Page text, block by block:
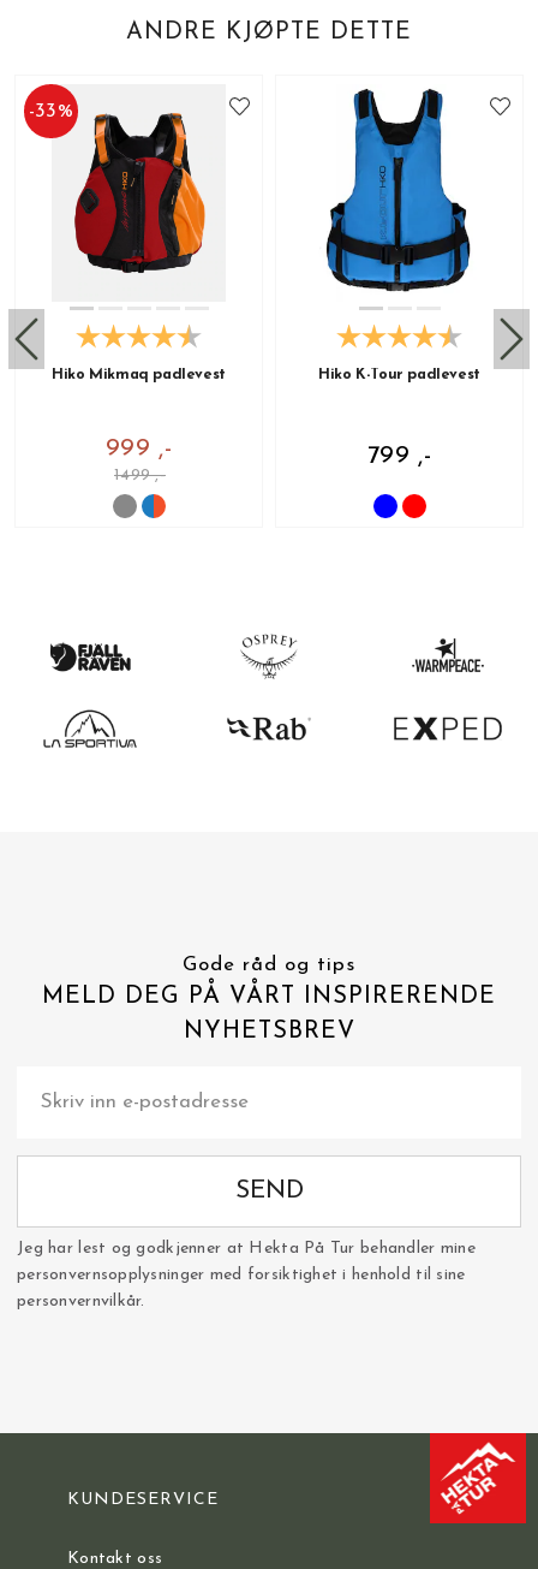
ANDRE KJØPTE DETTE
-33%
Hiko Mikmaq padlevest
999 ,-
1499 ,-
Hiko K-Tour padlevest
799 ,-
Gode råd og tips
MELD DEG PÅ VÅRT INSPIRERENDE
NYHETSBREV
SEND
Jeg har lest og godkjenner at Hekta På Tur behandler mine
personvernsopplysninger med forsiktighet i henhold til sine
personvernvilkår.
KUNDESERVICE
Kontakt oss